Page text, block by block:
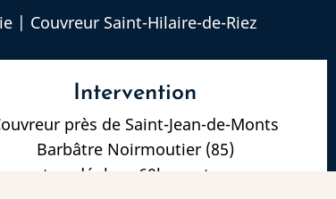
| Couvreur Saint-Hilaire-de-Riez
Intervention
près de Saint-Jean-de-Monts
Barbâtre Noirmoutier (85)
et se déplace 60km autour